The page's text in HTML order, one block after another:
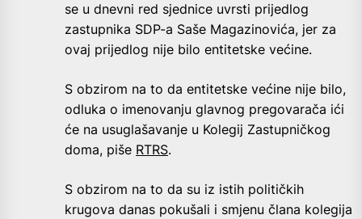
se u dnevni red sjednice uvrsti prijedlog
zastupnika SDP-a Saše Magazinovića, jer za
ovaj prijedlog nije bilo entitetske većine.
S obzirom na to da entitetske većine nije bilo,
odluka o imenovanju glavnog pregovarača ići
će na usuglašavanje u Kolegij Zastupničkog
doma, piše RTRS.
S obzirom na to da su iz istih političkih
krugova danas pokušali i smjenu člana kolegija